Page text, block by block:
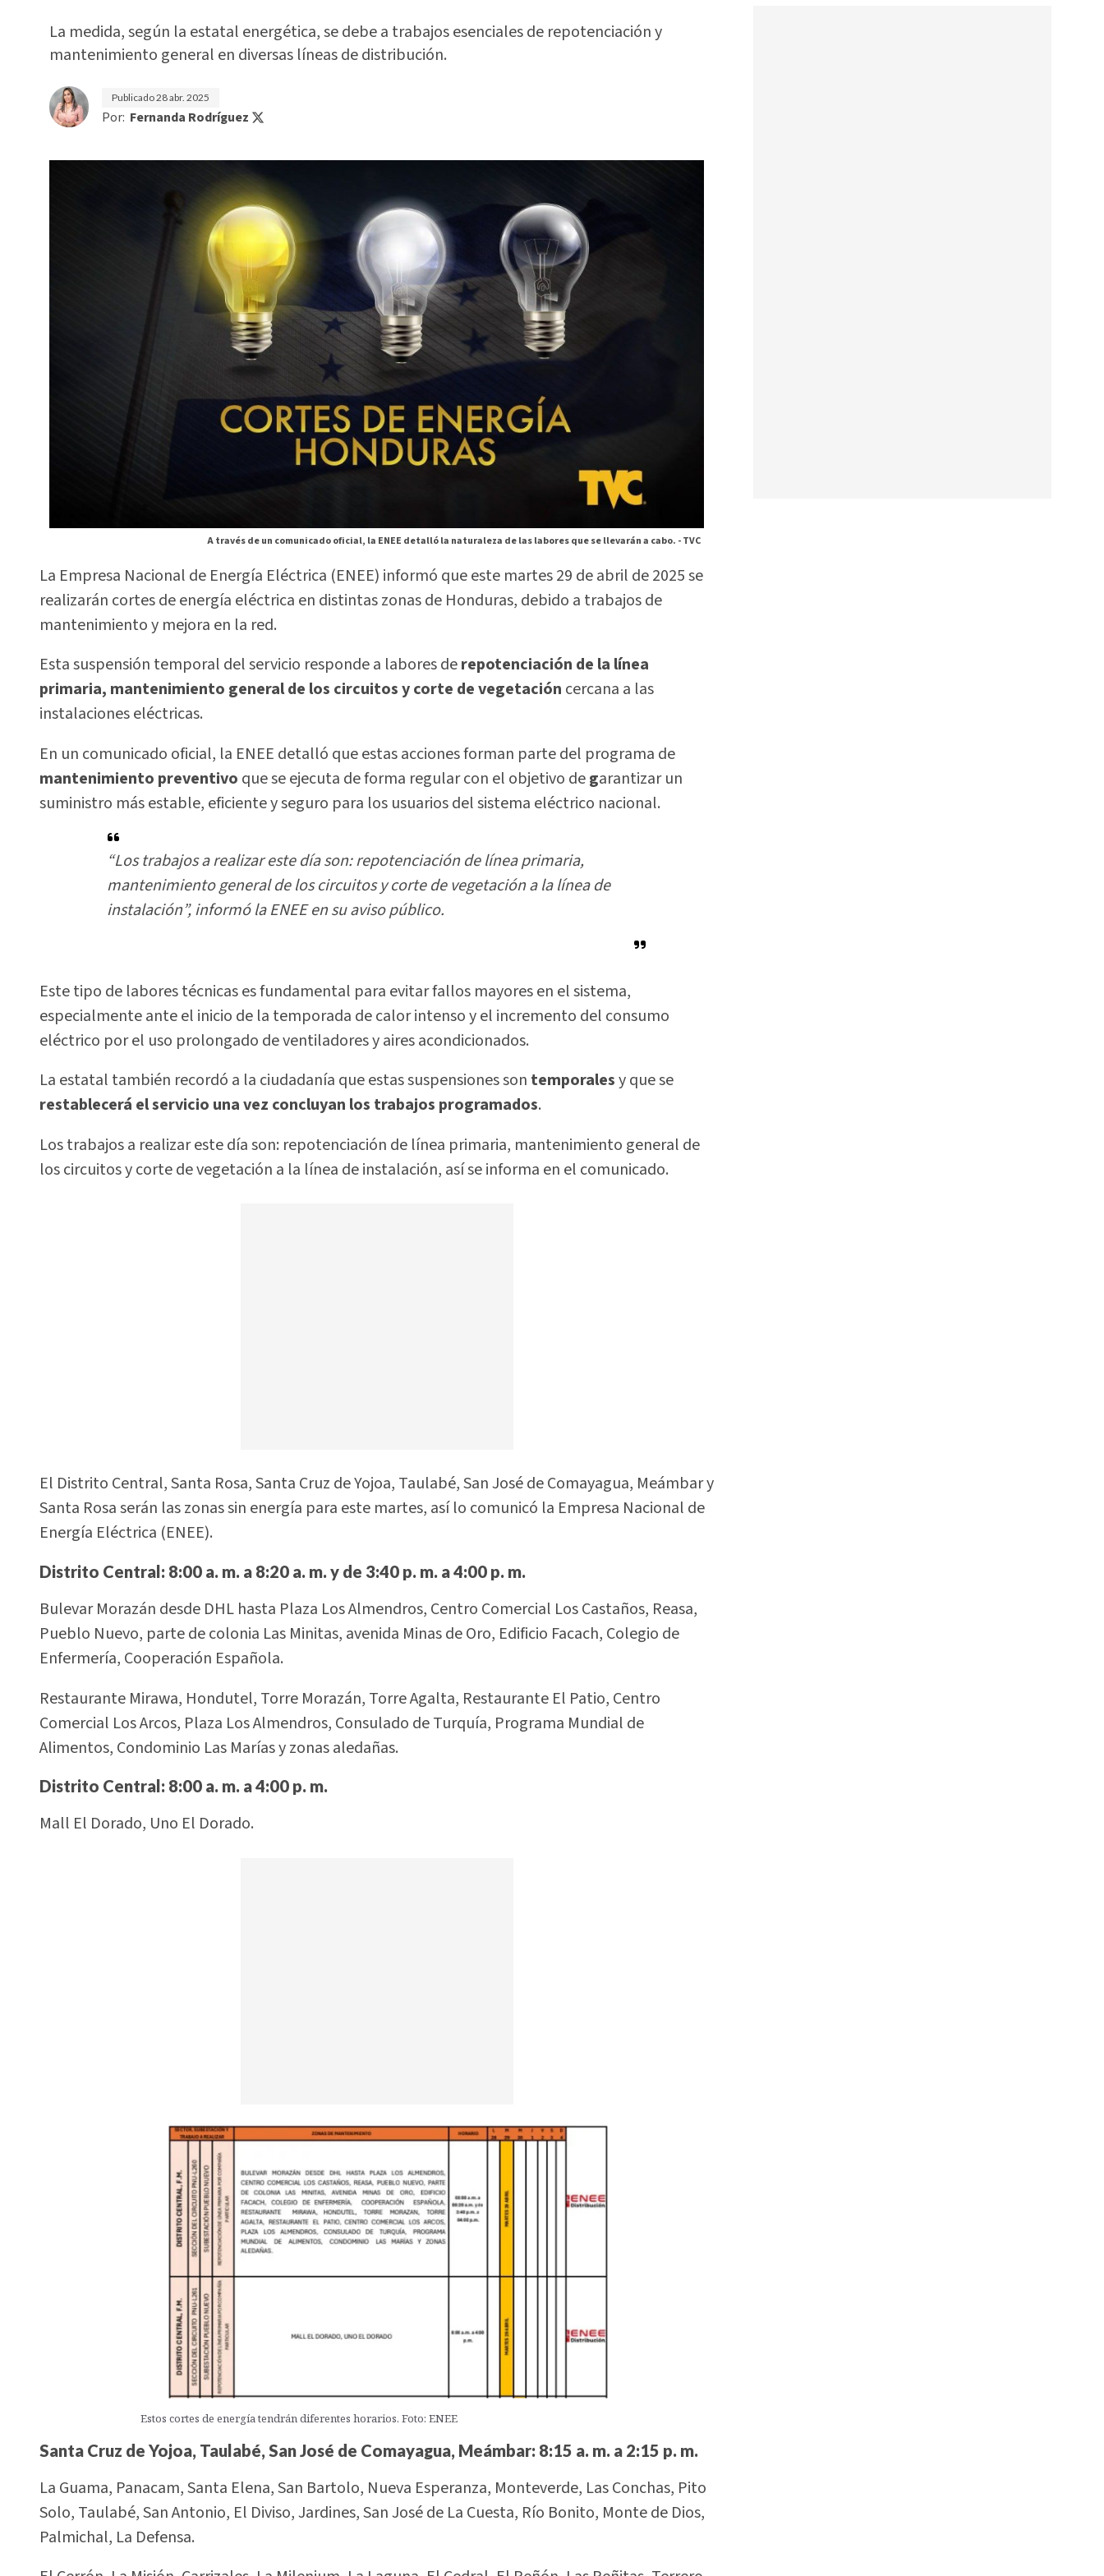
La medida, según la estatal energética, se debe a trabajos esenciales de repotenciación y
mantenimiento general en diversas líneas de distribución.
Publicado28 abr. 2025
Por: Fernanda Rodríguez
A través de un comunicado oficial, la ENEE detalló la naturaleza de las labores que se llevarán a cabo. -TVC
La Empresa Nacional de Energía Eléctrica (ENEE) informó que este martes 29 de abril de 2025 se
realizarán cortes de energía eléctrica en distintas zonas de Honduras, debido a trabajos de
mantenimiento y mejora en la red.
Esta suspensión temporal del servicio responde a labores derepotenciación de la línea
primaria, mantenimiento general de los circuitos y corte de vegetación cercana a las
instalaciones eléctricas.
En un comunicado oficial, la ENEE detalló que estas acciones forman parte del programa de
mantenimiento preventivo que se ejecuta de forma regular con el objetivo degarantizar un
suministro más estable, eficiente y seguro para los usuarios del sistema eléctrico nacional.
“Los trabajos a realizar este día son: repotenciación de línea primaria,
mantenimiento general de los circuitos y corte de vegetación a la línea de
instalación”, informó la ENEE en su aviso público.
Este tipo de labores técnicas es fundamental para evitar fallos mayores en el sistema,
especialmente ante el inicio de la temporada de calor intenso y el incremento del consumo
eléctrico por el uso prolongado de ventiladores y aires acondicionados.
La estatal también recordó a la ciudadanía que estas suspensiones son temporalesy que se
restablecerá el servicio una vez concluyan los trabajos programados.
Los trabajos a realizar este día son: repotenciación de línea primaria, mantenimiento general de
los circuitos y corte de vegetación a la línea de instalación, así se informa en el comunicado.
El Distrito Central, Santa Rosa, Santa Cruz de Yojoa, Taulabé, San José de Comayagua, Meámbar y
Santa Rosa serán las zonas sin energía para este martes, así lo comunicó la Empresa Nacional de
Energía Eléctrica (ENEE).
Distrito Central: 8:00 a. m. a 8:20 a. m. y de 3:40 p. m. a 4:00 p. m.
Bulevar Morazán desde DHL hasta Plaza Los Almendros, Centro Comercial Los Castaños, Reasa,
Pueblo Nuevo, parte de colonia Las Minitas, avenida Minas de Oro, Edificio Facach, Colegio de
Enfermería, Cooperación Española.
Restaurante Mirawa, Hondutel, Torre Morazán, Torre Agalta, Restaurante El Patio, Centro
Comercial Los Arcos, Plaza Los Almendros, Consulado de Turquía, Programa Mundial de
Alimentos, Condominio Las Marías y zonas aledañas.
Distrito Central: 8:00 a. m. a 4:00 p. m.
Mall El Dorado, Uno El Dorado.
Estos cortes de energía tendrán diferentes horarios. Foto: ENEE
Santa Cruz de Yojoa, Taulabé, San José de Comayagua, Meámbar: 8:15 a. m. a 2:15 p. m.
La Guama, Panacam, Santa Elena, San Bartolo, Nueva Esperanza, Monteverde, Las Conchas, Pito
Solo, Taulabé, San Antonio, El Diviso, Jardines, San José de La Cuesta, Río Bonito, Monte de Dios,
Palmichal, La Defensa.